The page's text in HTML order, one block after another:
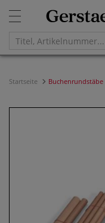
Startseite Buchenrundstäbe